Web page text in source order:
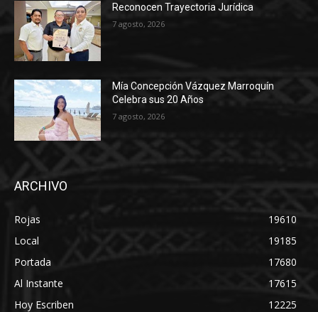
Reconocen Trayectoria Jurídica
7 agosto, 2026
Mía Concepción Vázquez Marroquín
Celebra sus 20 Años
7 agosto, 2026
ARCHIVO
Rojas
19610
Local
19185
Portada
17680
Al Instante
17615
Hoy Escriben
12225